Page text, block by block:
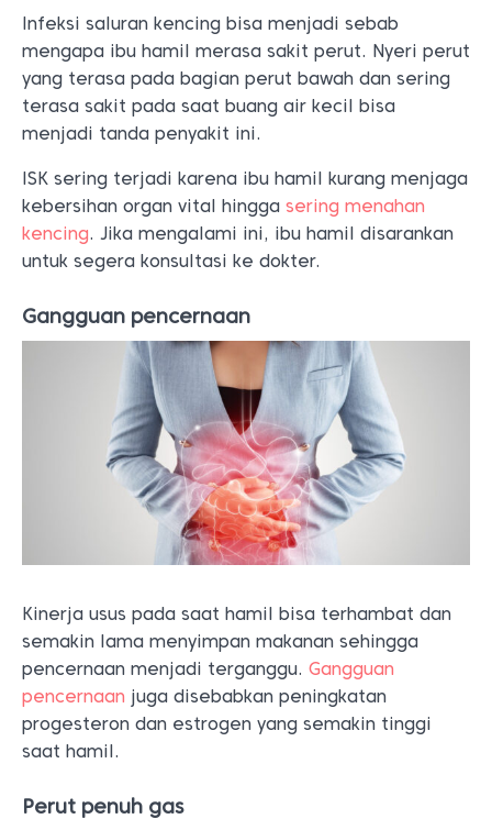
Infeksi saluran kencing bisa menjadi sebab
mengapa ibu hamil merasa sakit perut. Nyeri perut
yang terasa pada bagian perut bawah dan sering
terasa sakit pada saat buang air kecil bisa
menjadi tanda penyakit ini.
ISK sering terjadi karena ibu hamil kurang menjaga
kebersihan organ vital hingga sering menahan
kencing. Jika mengalami ini, ibu hamil disarankan
untuk segera konsultasi ke dokter.
Gangguan pencernaan
Kinerja usus pada saat hamil bisa terhambat dan
semakin lama menyimpan makanan sehingga
pencernaan menjadi terganggu. Gangguan
pencernaan juga disebabkan peningkatan
progesteron dan estrogen yang semakin tinggi
saat hamil.
Perut penuh gas